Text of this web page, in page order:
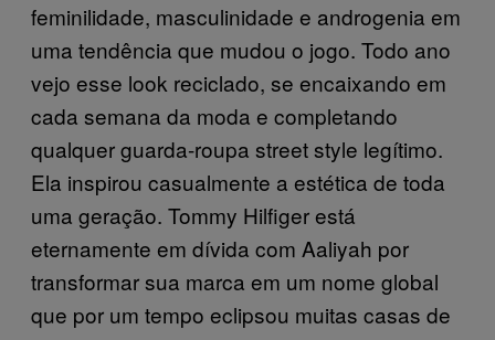
feminilidade, masculinidade e androgenia em
uma tendência que mudou o jogo. Todo ano
vejo esse look reciclado, se encaixando em
cada semana da moda e completando
qualquer guarda-roupa street style legítimo.
Ela inspirou casualmente a estética de toda
uma geração. Tommy Hilfiger está
eternamente em dívida com Aaliyah por
transformar sua marca em um nome global
que por um tempo eclipsou muitas casas de